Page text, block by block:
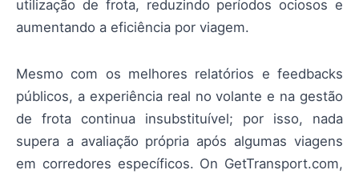
utilização de frota, reduzindo períodos ociosos e
aumentando a eficiência por viagem.
Mesmo com os melhores relatórios e feedbacks
públicos, a experiência real no volante e na gestão
de frota continua insubstituível; por isso, nada
supera a avaliação própria após algumas viagens
em corredores específicos. On GetTransport.com,